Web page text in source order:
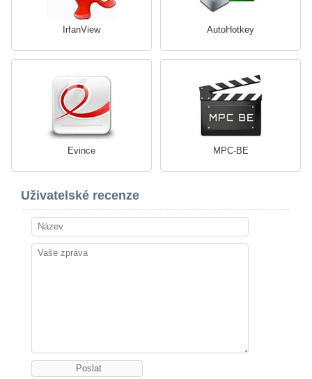
IrfanView AutoHotkey
Evince MPC-BE
Uživatelské recenze